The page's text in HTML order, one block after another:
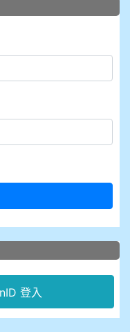
登入